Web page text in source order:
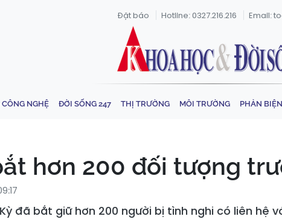
Đặt báo Hotline: 0327.216.216 Email:
NGHỆ ĐỜI SỐNG 247 THỊ TRƯỜNG MÔI TRƯỜNG PHẢN
hơn 200 đối tượng
đã bắt giữ hơn 200 người bị tình nghi có liên hệ